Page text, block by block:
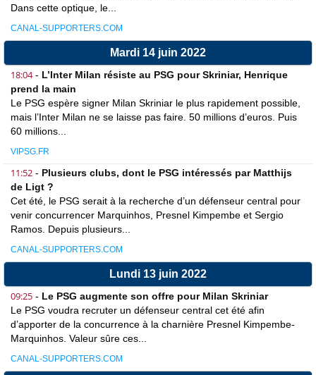
Dans cette optique, le...
CANAL-SUPPORTERS.COM
Mardi 14 juin 2022
18:04- L’Inter Milan résiste au PSG pour Skriniar, Henrique
prend la main
Le PSG espère signer Milan Skriniar le plus rapidement possible,
mais l’Inter Milan ne se laisse pas faire. 50 millions d’euros. Puis
60 millions...
VIPSG.FR
11:52 - Plusieurs clubs, dont le PSG intéressés par Matthijs
de Ligt ?
Cet été, le PSG serait à la recherche d’un défenseur central pour
venir concurrencer Marquinhos, Presnel Kimpembe et Sergio
Ramos. Depuis plusieurs...
CANAL-SUPPORTERS.COM
Lundi 13 juin 2022
09:25 - Le PSG augmente son offre pour Milan Skriniar
Le PSG voudra recruter un défenseur central cet été afin
d’apporter de la concurrence à la charnière Presnel Kimpembe-
Marquinhos. Valeur sûre ces...
CANAL-SUPPORTERS.COM